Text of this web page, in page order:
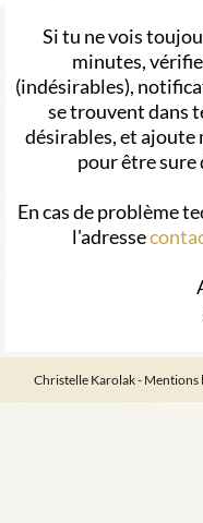
Si tu ne vois
minutes,
(indésirables),
se trouvent dans
désirables, et ajoute
pour être sure
En cas de problème
l'adresse
Christelle Karolak - Mentions